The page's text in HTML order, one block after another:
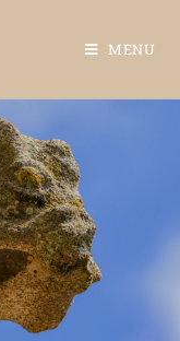
MENU